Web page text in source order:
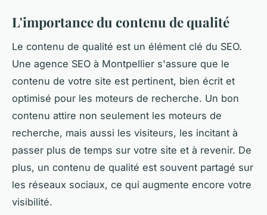
L'importance du contenu de qualité
Le contenu de qualité est un élément clé du SEO.
Une agence SEO à Montpellier s'assure que le
contenu de votre site est pertinent, bien écrit et
optimisé pour les moteurs de recherche. Un bon
contenu attire non seulement les moteurs de
recherche, mais aussi les visiteurs, les incitant à
passer plus de temps sur votre site et à revenir. De
plus, un contenu de qualité est souvent partagé sur
les réseaux sociaux, ce qui augmente encore votre
visibilité.